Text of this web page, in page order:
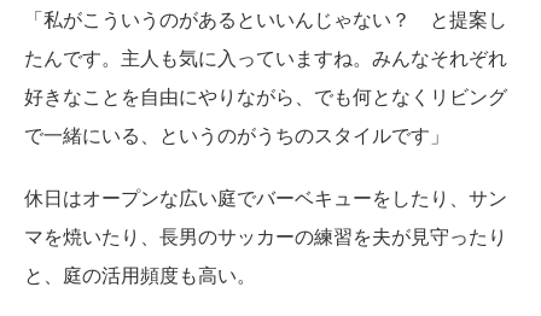
「私がこういうのがあるといいんじゃない？ と提案し
たんです。主人も気に入っていますね。みんなそれぞれ
好きなことを自由にやりながら、でも何となくリビング
で一緒にいる、というのがうちのスタイルです」
休日はオープンな広い庭でバーベキューをしたり、サン
マを焼いたり、長男のサッカーの練習を夫が見守ったり
と、庭の活用頻度も高い。